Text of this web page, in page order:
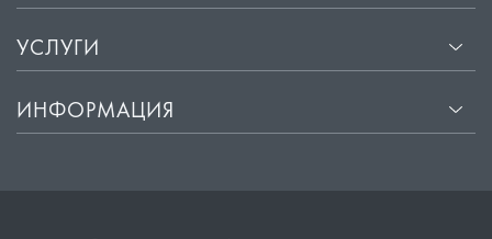
УСЛУГИ
ИНФОРМАЦИЯ